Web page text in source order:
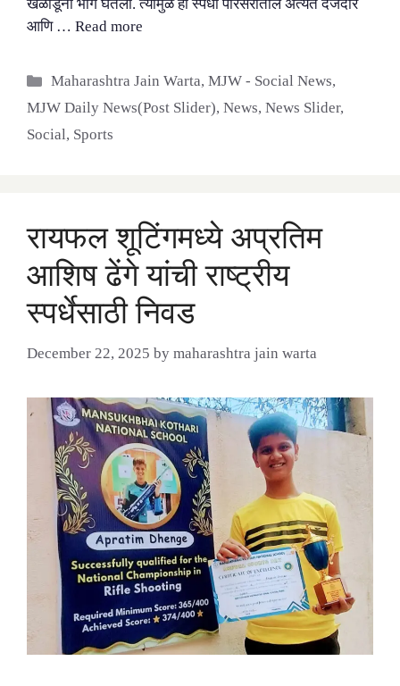
खेळाडूंनी भाग घेतला. त्यामुळे ही स्पर्धा परिसरातील अत्यंत दर्जेदार
आणि … Read more
Categories
Maharashtra Jain Warta,MJW - Social News,
MJW Daily News(Post Slider), News, News Slider,
Social, Sports
रायफल शूटिंगमध्ये अप्रतिम
आशिष ढेंगे यांची राष्ट्रीय
स्पर्धेसाठी निवड
December 22, 2025 by maharashtra jain warta